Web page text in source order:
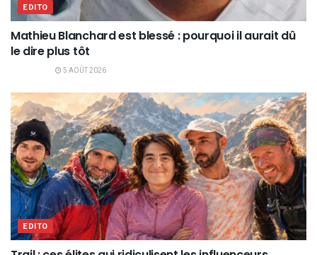
EDITO
Mathieu Blanchard est blessé : pourquoi il aurait dû
le dire plus tôt
5 AOÛT 2026
EDITO